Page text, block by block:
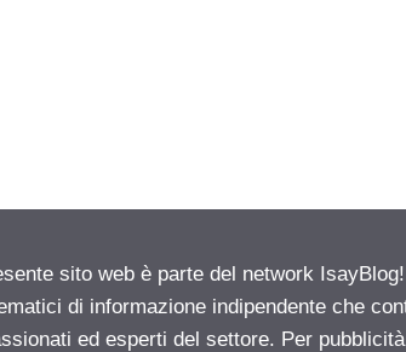
sito web è parte del network
di informazione indipendente che
ed esperti del settore. Per